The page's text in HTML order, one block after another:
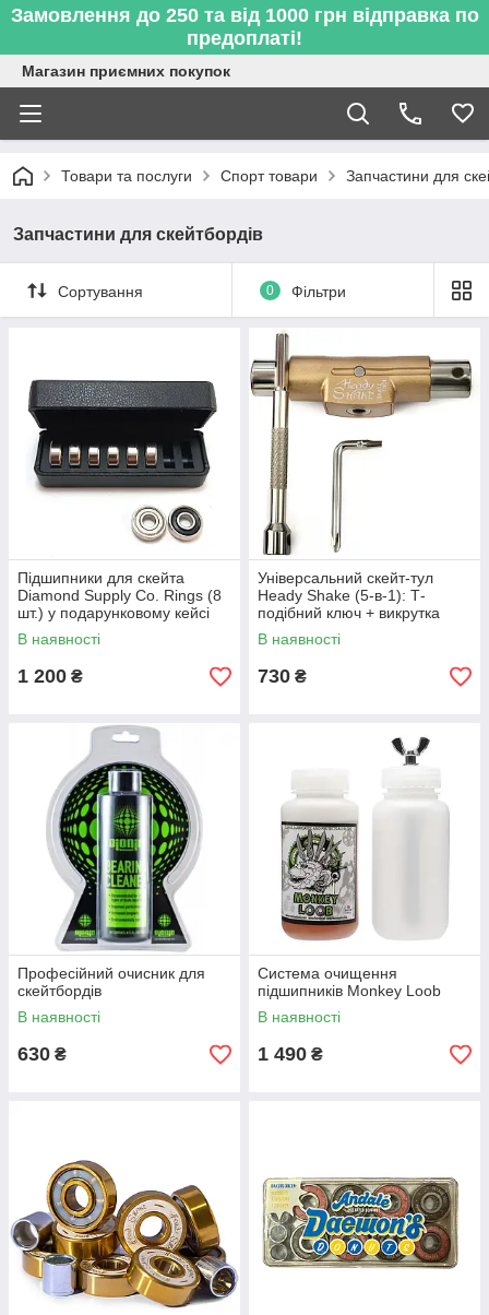
Замовлення до 250 та від 1000 грн відправка по
предоплаті!
Магазин приємних покупок
Товари та послуги Спорт товари Запчастини для
Запчастини для скейтбордів
Сортування 0 Фільтри
Підшипники для скейта
Diamond Supply Co. Rings (8
шт.) у подарунковому кейсі
В наявності
1 200 ₴
Універсальний скейт-тул
Heady Shake (5-в-1): Т-
подібний ключ + викрутка
В наявності
730 ₴
Професійний очисник для
скейтбордів
В наявності
630 ₴
Система очищення
підшипників Monkey Loob
В наявності
1 490 ₴